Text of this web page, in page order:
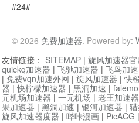
#24#
© 2026 免费加速器. Powered by:
友情链接： SITEMAP | 旋风加速器官
quickq加速器 | 飞驰加速器 | 飞鸟加
| 免费vqn加速外网 | 旋风加速器 |快
器 |快柠檬加速器 | 黑洞加速 |
元机场加速器 | 一元机场 | 老王加速器
果加速器 | 黑洞加速 | 银河加速器 |
旋风加速器度器 | 哔咔漫画 | PicACG |